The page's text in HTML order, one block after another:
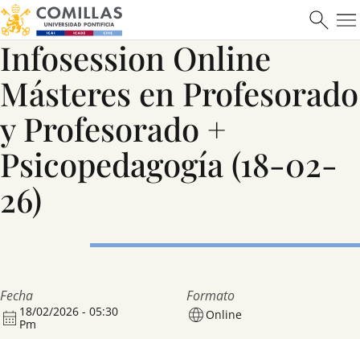
Saber más
Infosession Online
Másteres en Profesorado
y Profesorado +
Psicopedagogía (18-02-
26)
Fecha
18/02/2026 - 05:30
Pm
Formato
Online